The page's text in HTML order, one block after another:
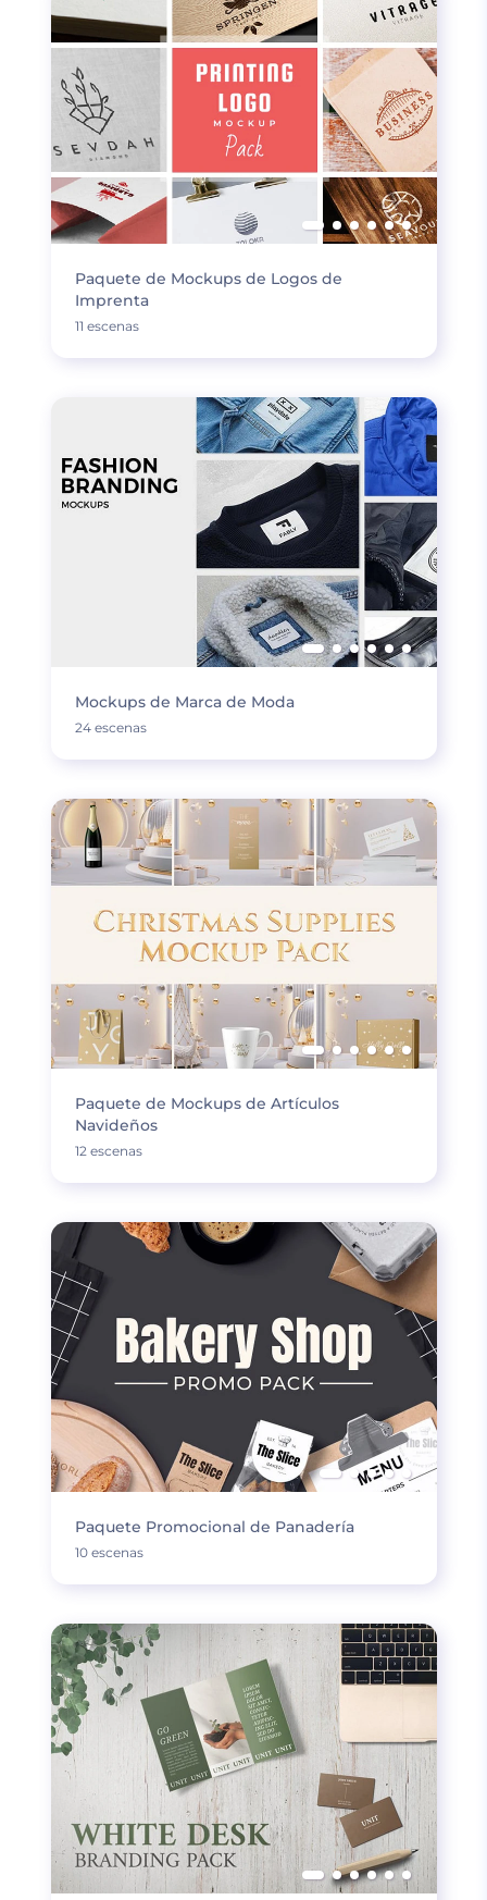
Paquete de Mockups de Logos de
Imprenta
11 escenas
Mockups de Marca de Moda
24 escenas
Paquete de Mockups de Artículos
Navideños
12 escenas
Paquete Promocional de Panadería
10 escenas